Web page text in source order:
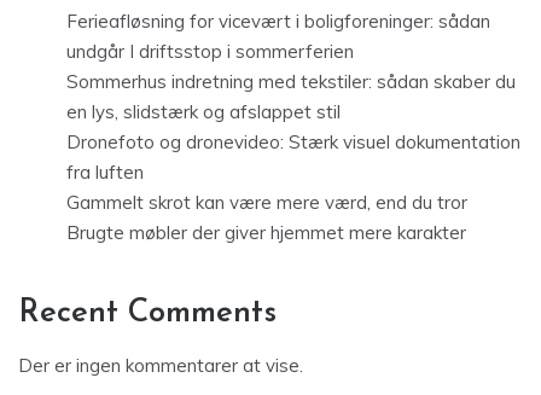
Ferieafløsning for vicevært i boligforeninger: sådan
undgår I driftsstop i sommerferien
Sommerhus indretning med tekstiler: sådan skaber du
en lys, slidstærk og afslappet stil
Dronefoto og dronevideo: Stærk visuel dokumentation
fra luften
Gammelt skrot kan være mere værd, end du tror
Brugte møbler der giver hjemmet mere karakter
Recent Comments
Der er ingen kommentarer at vise.